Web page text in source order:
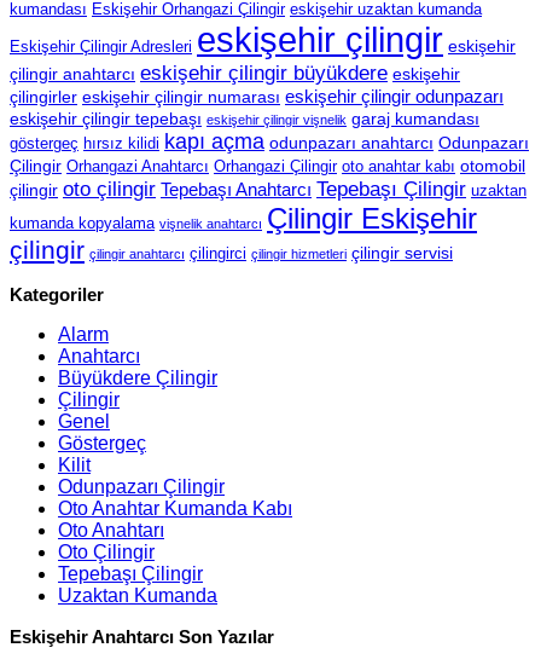
kumandası Eskişehir Orhangazi Çilingir eskişehir uzaktan kumanda
Eskişehir Çilingir Adresleri eskişehir çilingir eskişehir
çilingir anahtarcı eskişehir çilingir büyükdere eskişehir
çilingirler eskişehir çilingir numarası eskişehir çilingir odunpazarı
eskişehir çilingir tepebaşı eskişehir çilingir vişnelik garaj kumandası
göstergeç hırsız kilidi kapı açma odunpazarı anahtarcı Odunpazarı
Çilingir Orhangazi Anahtarcı Orhangazi Çilingir oto anahtar kabı otomobil
çilingir oto çilingir Tepebaşı Anahtarcı Tepebaşı Çilingir uzaktan
kumanda kopyalama vişnelik anahtarcı Çilingir Eskişehir
çilingir çilingir anahtarcı çilingirci çilingir hizmetleri çilingir servisi
Kategoriler
Alarm
Anahtarcı
Büyükdere Çilingir
Çilingir
Genel
Göstergeç
Kilit
Odunpazarı Çilingir
Oto Anahtar Kumanda Kabı
Oto Anahtarı
Oto Çilingir
Tepebaşı Çilingir
Uzaktan Kumanda
Eskişehir Anahtarcı Son Yazılar